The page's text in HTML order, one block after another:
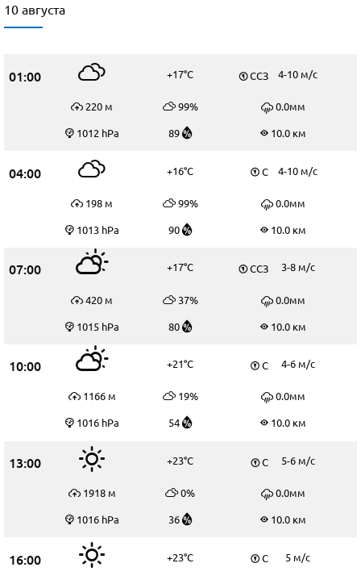
10 августа
01:00 +17°C ССЗ 4-10 м/c
220 м 99%
0.0мм
1012 hPa
89 10.0 км
04:00 +16°C С 4-10 м/c
198 м 99%
0.0мм
1013 hPa
90 10.0 км
07:00 +17°C ССЗ 3-8 м/c
420 м 37%
0.0мм
1015 hPa
80 10.0 км
10:00 +21°C С 4-6 м/c
1166 м 19%
0.0мм
1016 hPa
54 10.0 км
13:00 +23°C С 5-6 м/c
1918 м 0%
0.0мм
1016 hPa
36 10.0 км
16:00 +23°C С 5 м/c